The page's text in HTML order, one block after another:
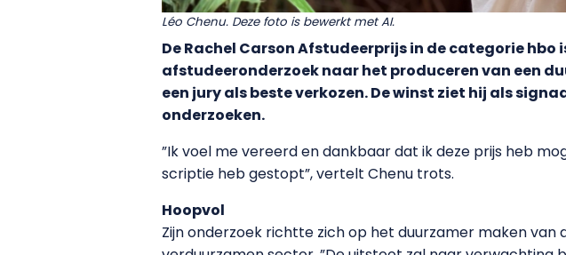
Léo Chenu. Deze foto is bewerkt met AI.
De Rachel Carson Afstudeerprijs in de categorie
afstudeeronderzoek naar het produceren van een
een jury als beste verkozen. De winst ziet hij als
onderzoeken.
”Ik voel me vereerd en dankbaar dat ik deze prijs heb
scriptie heb gestopt”, vertelt Chenu trots.
Hoopvol
Zijn onderzoek richtte zich op het duurzamer maken